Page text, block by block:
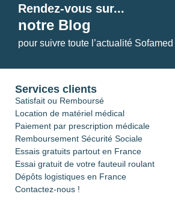
Rendez-vous sur...
notre Blog
pour suivre toute l’actualité Sofamed
Services clients
Satisfait ou Remboursé
Location de matériel médical
Paiement par prescription médicale
Remboursement Sécurité Sociale
Essais gratuits partout en France
Essai gratuit de votre fauteuil roulant
Dépôts logistiques en France
Contactez-nous !